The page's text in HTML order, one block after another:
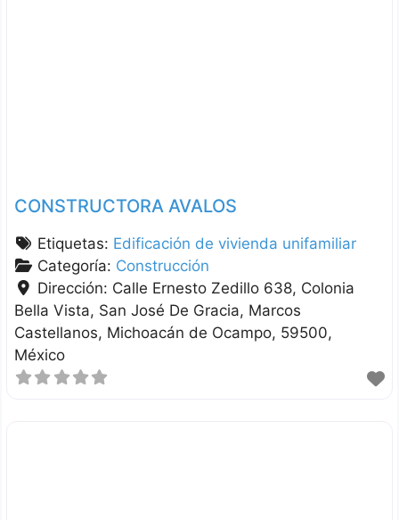
CONSTRUCTORA AVALOS
Etiquetas: Edificación de vivienda unifamiliar
Categoría: Construcción
Dirección: Calle Ernesto Zedillo 638, Colonia
Bella Vista, San José De Gracia Marcos
Castellanos Michoacán de Ocampo 59500
México